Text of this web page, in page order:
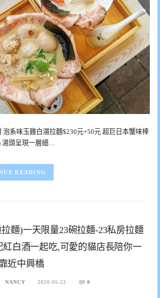
泡系味玉雞白湯拉麵$230元+50元 超巨日本蟹味棒
頭呈現一層細…
READING
麵)一天限量23碗拉麵-23私房拉麵
紅白酒一起吃,可愛的貓店長陪你一
近中興橋
NANCY 2020-05-22 0